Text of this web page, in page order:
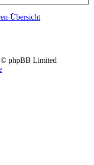
Übersicht
phpBB Limited